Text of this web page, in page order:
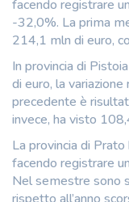
facendo registrare
-32,0%. La prima
214,1 mln di euro,
In provincia di
di euro, la
precedente è
invece, ha visto
La provincia di
facendo registrare
Nel semestre sono